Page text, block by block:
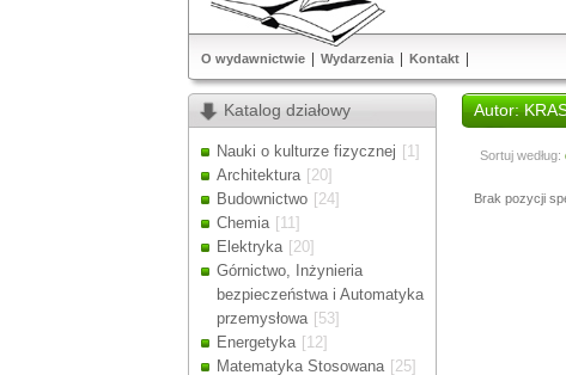
Drodzy Klienci!
O wydawnictwie Wydarzenia Kontakt
Katalog działowy
Nauki o kulturze fizycznej [1]
Architektura [20]
Budownictwo [24]
Chemia [11]
Elektryka [20]
Górnictwo, Inżynieria
bezpieczeństwa i Automatyka
przemysłowa [53]
Energetyka [12]
Matematyka Stosowana [25]
Autor:
Sortuj według:
Brak pozycji